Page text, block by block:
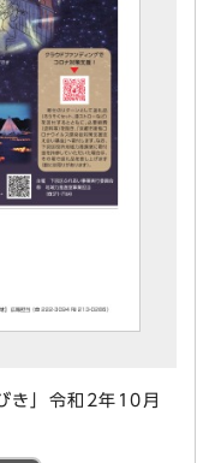
き」令和2年10月